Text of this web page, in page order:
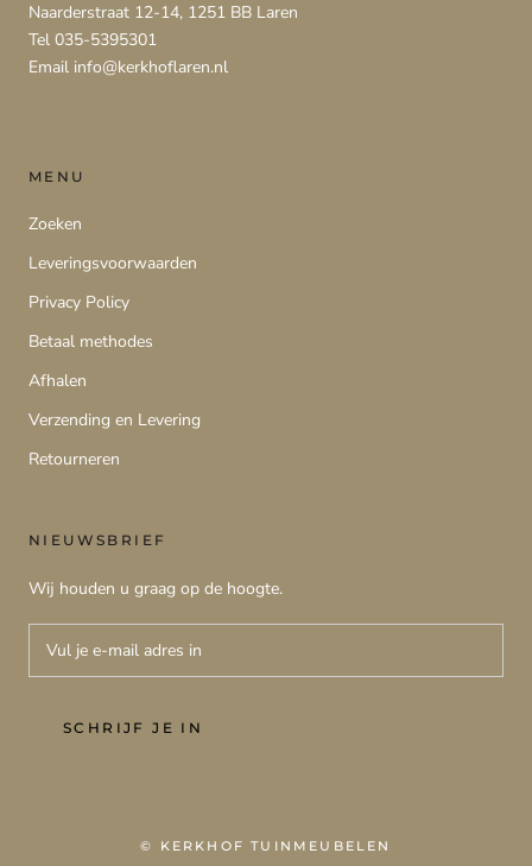
Naarderstraat 12-14, 1251 BB Laren
Tel 035-5395301
Email info@kerkhoflaren.nl
MENU
Zoeken
Leveringsvoorwaarden
Privacy Policy
Betaal methodes
Afhalen
Verzending en Levering
Retourneren
NIEUWSBRIEF
Wij houden u graag op de hoogte.
SCHRIJF JE IN
© KERKHOF TUINMEUBELEN